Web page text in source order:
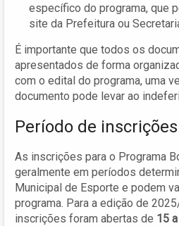
específico do programa, que
site da Prefeitura ou
É importante que todos os
apresentados de forma
com o edital do programa, uma
documento pode levar ao
Período de
As inscrições para o Programa
geralmente em períodos
Municipal de Esporte e podem
programa. Para a edição de
inscrições foram abertas de 15